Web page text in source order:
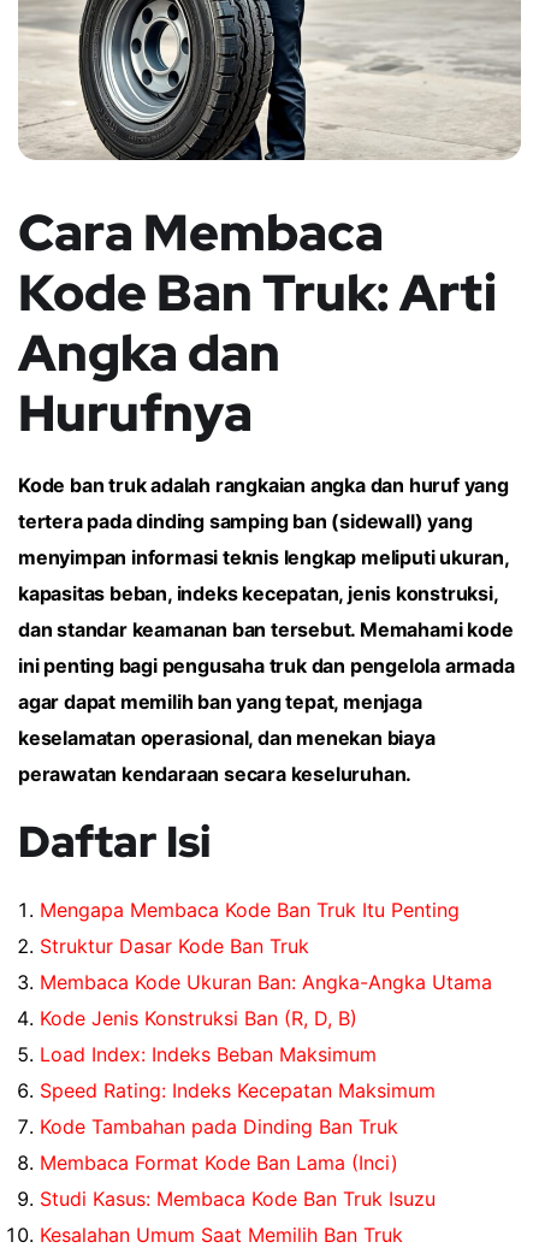
Cara Membaca
Kode Ban Truk: Arti
Angka dan
Hurufnya
Kode ban truk adalah rangkaian angka dan huruf yang
tertera pada dinding samping ban (sidewall) yang
menyimpan informasi teknis lengkap meliputi ukuran,
kapasitas beban, indeks kecepatan, jenis konstruksi,
dan standar keamanan ban tersebut. Memahami kode
ini penting bagi pengusaha truk dan pengelola armada
agar dapat memilih ban yang tepat, menjaga
keselamatan operasional, dan menekan biaya
perawatan kendaraan secara keseluruhan.
Daftar Isi
Mengapa Membaca Kode Ban Truk Itu Penting
Struktur Dasar Kode Ban Truk
Membaca Kode Ukuran Ban: Angka-Angka Utama
Kode Jenis Konstruksi Ban (R, D, B)
Load Index: Indeks Beban Maksimum
Speed Rating: Indeks Kecepatan Maksimum
Kode Tambahan pada Dinding Ban Truk
Membaca Format Kode Ban Lama (Inci)
Studi Kasus: Membaca Kode Ban Truk Isuzu
Kesalahan Umum Saat Memilih Ban Truk